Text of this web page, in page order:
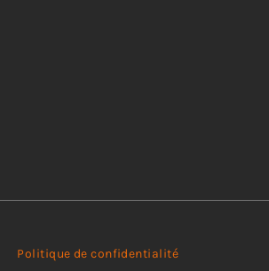
Politique de confidentialité